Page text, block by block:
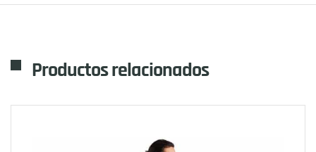
Productos relacionados